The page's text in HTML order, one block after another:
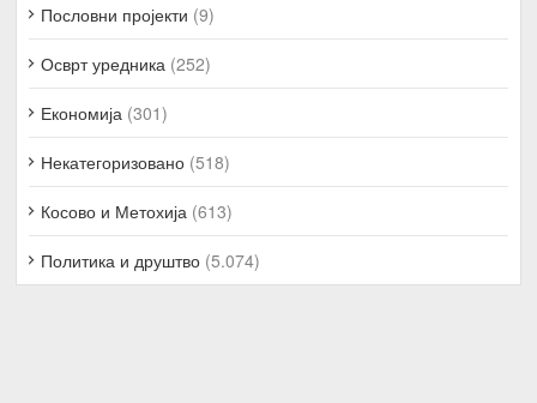
Пословни пројекти (9)
Осврт уредника (252)
Економија (301)
Некатегоризовано (518)
Косово и Метохија (613)
Политика и друштво (5.074)